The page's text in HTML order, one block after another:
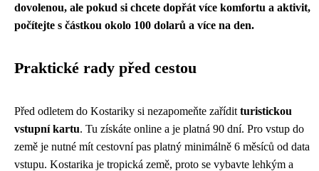
dovolenou, ale pokud si chcete dopřát více komfortu a aktivit,
počítejte s částkou okolo 100 dolarů a více na den.
Praktické rady před cestou
Před odletem do Kostariky si nezapomeňte zařídit turistickou
vstupní kartu. Tu získáte online a je platná 90 dní. Pro vstup do
země je nutné mít cestovní pas platný minimálně 6 měsíců od data
vstupu. Kostarika je tropická země, proto se vybavte lehkým a